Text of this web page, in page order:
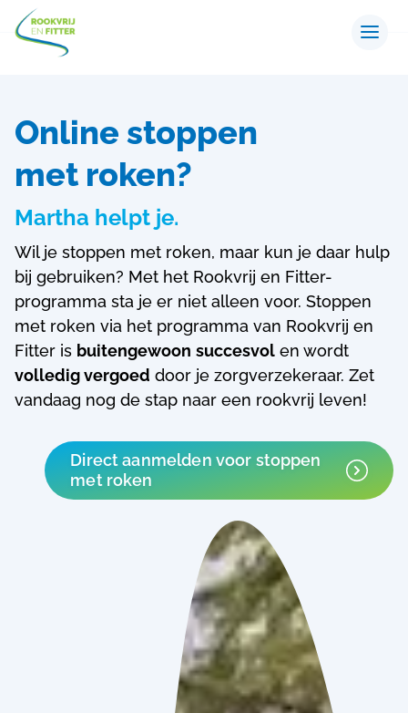
Online stoppen
met roken?
Martha helpt je.
Wil je stoppen met roken, maar kun je daar hulp
bij gebruiken? Met het Rookvrij en Fitter-
programma sta je er niet alleen voor. Stoppen
met roken via het programma van Rookvrij en
Fitter is buitengewoon succesvol en wordt
volledig vergoed door je zorgverzekeraar. Zet
vandaag nog de stap naar een rookvrij leven!
Direct aanmelden voor stoppen
met roken